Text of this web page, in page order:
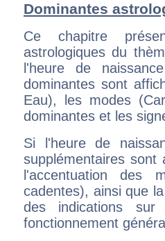
Dominantes
Ce chapitre
astrologiques du
l'heure de
dominantes sont
Eau), les modes
dominantes et les
Si l'heure de
supplémentaires sont
l'accentuation des
cadentes), ainsi que
des indications sur
fonctionnement